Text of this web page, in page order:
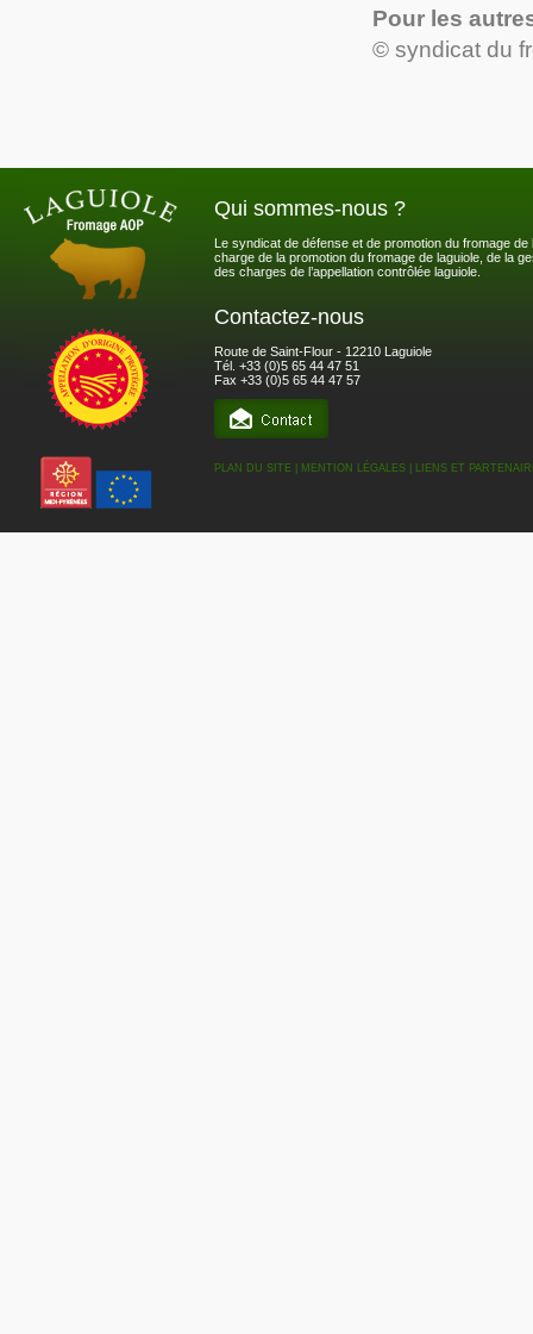
Pour les
© syndicat du
Qui sommes-nous ?
Le syndicat de défense et de promotion du fromage de
charge de la promotion du fromage de laguiole, de la
des charges de l’appellation contrôlée laguiole.
Contactez-nous
Route de Saint-Flour - 12210 Laguiole
Tél. +33 (0)5 65 44 47 51
Fax +33 (0)5 65 44 47 57
PLAN DU SITE MENTION LÉGALES LIENS ET